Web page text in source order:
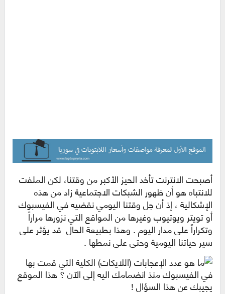
أصبحت الانترنت تأخد الحيز الأكبر من وقتنا، لكن الملفت
للانتباه هو أن ظهور الشبكات الاجتماعية زاد من هذه
الإشكالية ، إذ أن جل وقتنا اليومي نقضيه في الفيسبوك
أو تويتر ويوتيوب وغيرها من المواقع التي نزورها مراراً
وتكراراً على مدار اليوم . وهذا بطبيعة الحال قد يؤثر على
سير حياتنا اليومية وحتى على نمطها .